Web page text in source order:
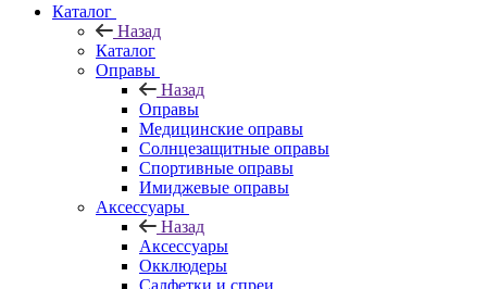
Каталог
Назад
Каталог
Оправы
Назад
Оправы
Медицинские оправы
Солнцезащитные оправы
Спортивные оправы
Имиджевые оправы
Аксессуары
Назад
Аксессуары
Окклюдеры
Салфетки и спреи